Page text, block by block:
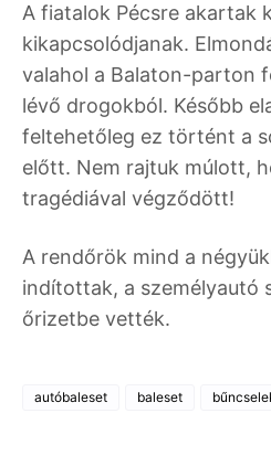
A fiatalok Pécsre akartak
kikapcsolódjanak.
valahol a Balaton-parton
lévő drogokból. Később
feltehetőleg ez történt a
előtt. Nem rajtuk múlott,
tragédiával végződött!
A rendőrök mind a
indítottak, a személyautó
őrizetbe vették.
autóbaleset baleset